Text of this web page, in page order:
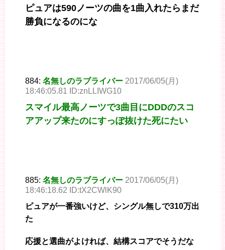
ピュアは590ノーツの曲を1曲入れたらまだ
勝負になるのにな
884: 名無しのラブライバー 2017/06/05(月)
18:46:05.81 ID:znLLIWG10
スマイル最高ノーツで3曲目にDDDのスコ
アアップ来たのにすっぽ抜けた死にたい
885: 名無しのラブライバー 2017/06/05(月)
18:46:18.62 ID:tX2CWlK90
ピュアが一番強いけど、シングル無しで310万出
た
応援と選曲がよければ、結構スコアでそうだな